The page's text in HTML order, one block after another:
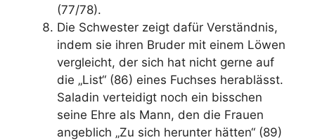
(77/78).
Die Schwester zeigt dafür Verständnis,
indem sie ihren Bruder mit einem Löwen
vergleicht, der sich hat nicht gerne auf
die „List“ (86) eines Fuchses herablässt.
Saladin verteidigt noch ein bisschen
seine Ehre als Mann, den die Frauen
angeblich „Zu sich herunter hätten“ (89)